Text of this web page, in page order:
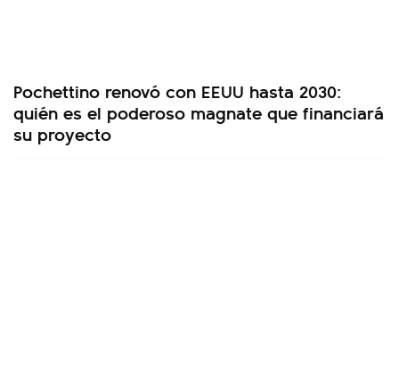
Pochettino renovó con EEUU hasta 2030:
quién es el poderoso magnate que financiará
su proyecto